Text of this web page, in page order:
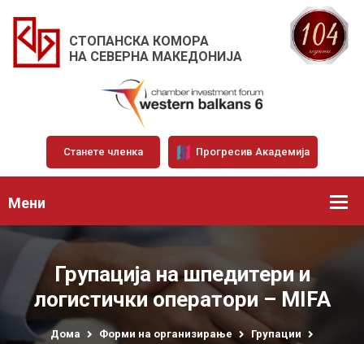
СТОПАНСКА КОМОРА
НА СЕВЕРНА МАКЕДОНИЈА
Станете членка Прогресив Академија
Мени
Групација на шпедитери и
логистички оператори – MIFA
Дома Форми на организирање
Групации